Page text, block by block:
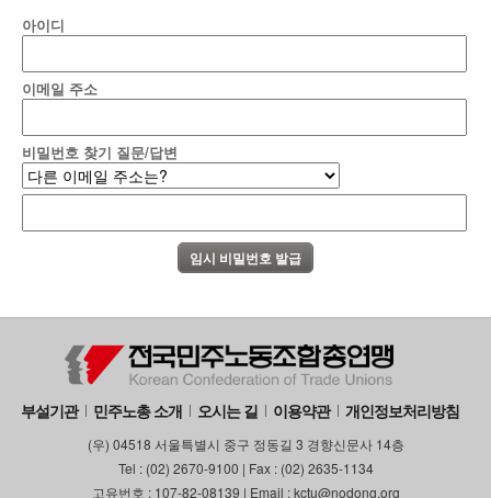
아이디
이메일 주소
비밀번호 찾기 질문/답변
부설기관 민주노총 소개 오시는 길 이용약관 개인정보처리방침
(우) 04518 서울특별시 중구 정동길 3 경향신문사 14층
Tel : (02) 2670-9100 | Fax : (02) 2635-1134
고유번호 : 107-82-08139 | Email : kctu@nodong.org